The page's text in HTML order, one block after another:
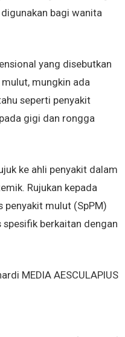
bagi wanita
yang disebutkan
mungkin ada
seperti penyakit
gigi dan rongga
ke ahli penyakit dalam
Rujukan kepada
penyakit mulut (SpPM)
berkaitan dengan
MEDIA AESCULAPIUS